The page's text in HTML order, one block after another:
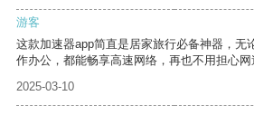
游客
这款加速器app简直是居家旅行必备神器，无
作办公，都能畅享高速网络，再也不用担心网
2025-03-10